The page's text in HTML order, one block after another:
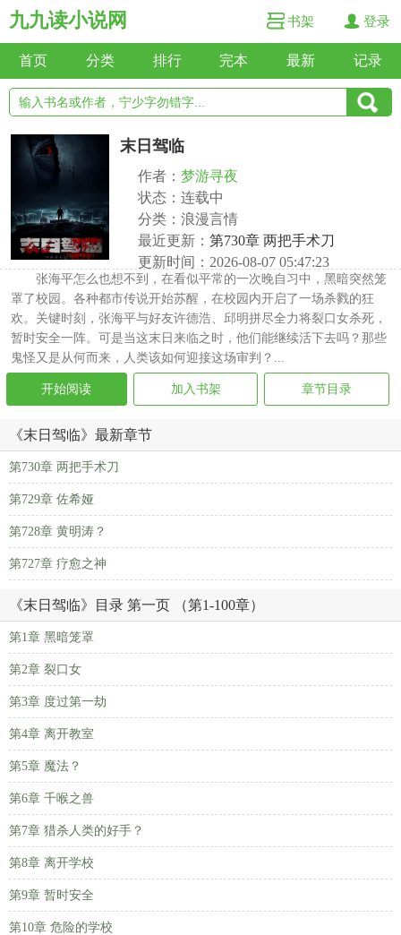
九九读小说网 书架 登录
首页 分类 排行 完本 最新 记录
末日驾临
作者： 梦游寻夜
状态：连载中
分类：浪漫言情
最近更新： 第730章 两把手术刀
更新时间：2026-08-07 05:47:23
张海平怎么也想不到，在看似平常的一次晚自习中，黑暗突然笼
罩了校园。各种都市传说开始苏醒，在校园内开启了一场杀戮的狂
欢。关键时刻，张海平与好友许德浩、邱明拼尽全力将裂口女杀死，
暂时安全一阵。可是当这末日来临之时，他们能继续活下去吗？那些
鬼怪又是从何而来，人类该如何迎接这场审判？...
开始阅读 加入书架 章节目录
《末日驾临》最新章节
第730章 两把手术刀
第729章 佐希娅
第728章 黄明涛？
第727章 疗愈之神
《末日驾临》目录 第一页 （第1-100章）
第1章 黑暗笼罩
第2章 裂口女
第3章 度过第一劫
第4章 离开教室
第5章 魔法？
第6章 千喉之兽
第7章 猎杀人类的好手？
第8章 离开学校
第9章 暂时安全
第10章 危险的学校